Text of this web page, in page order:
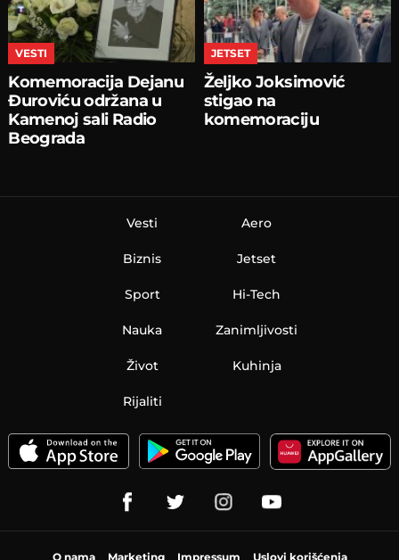
VESTI
Komemoracija Dejanu
Đuroviću održana u
Kamenoj sali Radio
Beograda
JETSET
Željko Joksimović
stigao na
komemoraciju
Vesti
Biznis
Sport
Nauka
Aero
Jetset
Hi-Tech
Zanimljivosti
Život Kuhinja
Rijaliti
O nama Marketing Impressum Uslovi korišćenja